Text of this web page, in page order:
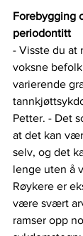
Forebygging
periodontitt
- Visste du at
voksne
varierende
Petter. - Det
at det kan
selv, og det
lenge uten å
Røykere er
være svært
ramser opp